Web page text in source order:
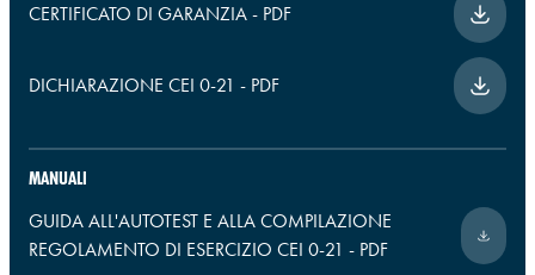
CERTIFICATO DI GARANZIA - PDF
DICHIARAZIONE CEI 0-21 - PDF
MANUALI
GUIDA ALL'AUTOTEST E ALLA COMPILAZIONE
REGOLAMENTO DI ESERCIZIO CEI 0-21 - PDF